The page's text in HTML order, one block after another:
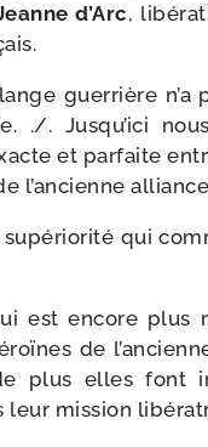
d’Arc,
guer­rière n’a
./​. Jusqu’ici
et par­faite
l’an­cienne
qui
est encore plus
de
plus elles font
leur mis­sion